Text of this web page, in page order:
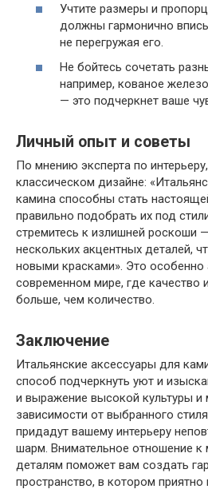
Учтите размеры и
должны гармонично
не перегружая его.
Не бойтесь сочетать
например, кованое
— это подчеркнет ваше
Личный опыт и советы
По мнению эксперта по
классическом дизайне:
камина способны стать
правильно подобрать их под
стремитесь к излишней роскоши
нескольких акцентных деталей,
новыми красками». Это особенно
современном мире, где качество
больше, чем количество.
Заключение
Итальянские аксессуары для
способ подчеркнуть уют и
и выражение высокой культуры и
зависимости от выбранного
придадут вашему интерьеру
шарм. Внимательное отношение к
деталям поможет вам создать
пространство, в котором